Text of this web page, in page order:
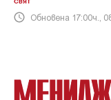
СВЯТ
Обновена 17:00ч.,